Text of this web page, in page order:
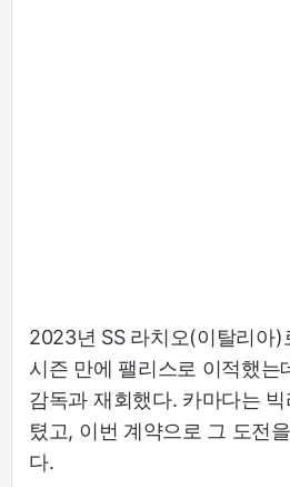
2023년 SS 라치오(이탈리아)
시즌 만에 팰리스로 이적했는
감독과 재회했다. 카마다는
텼고, 이번 계약으로 그 도전
다.